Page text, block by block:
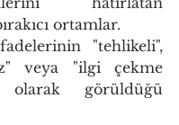
ortamlar.
"tehlikeli",
veya "ilgi çekme
olarak görüldüğü